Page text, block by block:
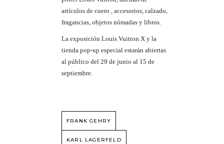
artículos de cuero , accesorios, calzado,
fragancias, objetos nómadas y libros.
La exposición Louis Vuitton X y la
tienda pop-up especial estarán abiertas
al público del 29 de junio al 15 de
septiembre.
FRANK GEHRY
KARL LAGERFELD